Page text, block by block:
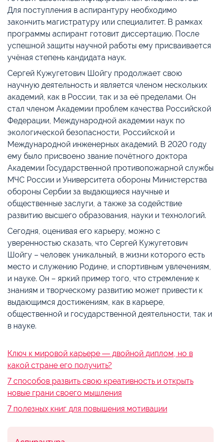
Для поступления в аспирантуру необходимо
закончить магистратуру или специалитет. В рамках
программы аспирант готовит диссертацию. После
успешной защиты научной работы ему присваивается
учёная степень кандидата наук.
Сергей Кужугетович Шойгу продолжает свою
научную деятельность и является членом нескольких
академий, как в России, так и за её пределами. Он
стал членом Академии проблем качества Российской
Федерации, Международной академии наук по
экологической безопасности, Российской и
Международной инженерных академий. В 2020 году
ему было присвоено звание почётного доктора
Академии Государственной противопожарной службы
МЧС России и Университета обороны Министерства
обороны Сербии за выдающиеся научные и
общественные заслуги, а также за содействие
развитию высшего образования, науки и технологий.
Сегодня, оценивая его карьеру, можно с
уверенностью сказать, что Сергей Кужугетович
Шойгу – человек уникальный, в жизни которого есть
место и служению Родине, и спортивным увлечениям,
и науке. Он – яркий пример того, что стремление к
знаниям и творческому развитию может привести к
выдающимся достижениям, как в карьере,
общественной и государственной деятельности, так и
в науке.
Ключ к мировой карьере ― двойной диплом, но в
какой стране его получить?
7 способов развить свою креативность и открыть
новые грани своего мышления
7 полезных книг для повышения мотивации